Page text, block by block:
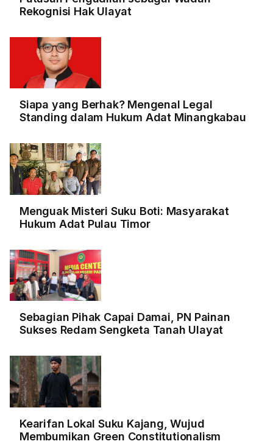
Rekognisi Hak Ulayat
Siapa yang Berhak? Mengenal Legal
Standing dalam Hukum Adat Minangkabau
Menguak Misteri Suku Boti: Masyarakat
Hukum Adat Pulau Timor
Sebagian Pihak Capai Damai, PN Painan
Sukses Redam Sengketa Tanah Ulayat
Kearifan Lokal Suku Kajang, Wujud
Membumikan Green Constitutionalism